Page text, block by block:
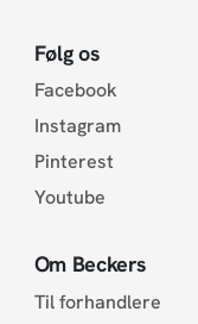
Følg os
Facebook
Instagram
Pinterest
Youtube
Om Beckers
Til forhandlere